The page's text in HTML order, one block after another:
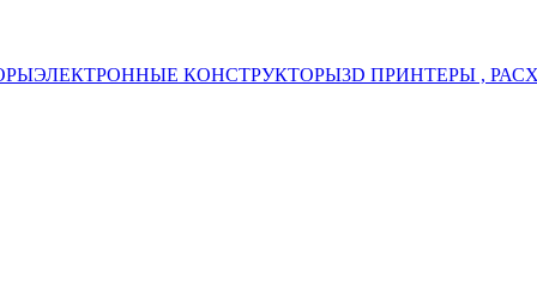
ЭЛЕКТРОННЫЕ КОНСТРУКТОРЫ3D ПРИНТЕРЫ ,